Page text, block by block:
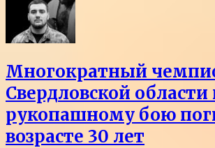
Многократный
Свердловской области
рукопашному бою
возрасте 30 лет